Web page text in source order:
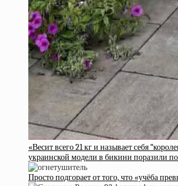
«Весит всего 21 кг и называет себя
украинской модели в бикини поразили
Просто подгорает от того, что «учёба